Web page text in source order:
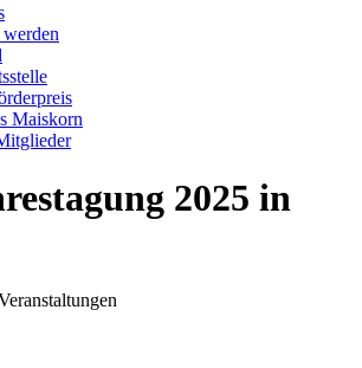
Maiskorn
2025 in